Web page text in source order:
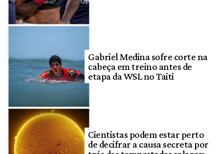
Gabriel Medina sofre corte na
cabeça em treino antes de
etapa da WSL no Taiti
Cientistas podem estar perto
de decifrar a causa secreta por